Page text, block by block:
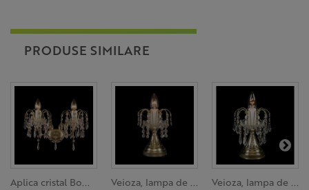
PRODUSE SIMILARE
Aplica cristal Bo... Veioza, lampa de ... Veioza, lampa de ...